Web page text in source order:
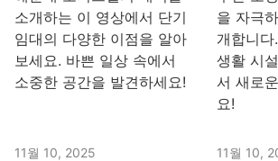
소개하는 이 영상에서 단기
임대의 다양한 이점을 알아
보세요. 바쁜 일상 속에서
소중한 공간을 발견하세요!
을 자극
개합니
생활 시
서 새로
요!
11월 10, 2025 11월 10,